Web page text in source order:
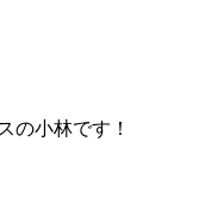
の小林です！